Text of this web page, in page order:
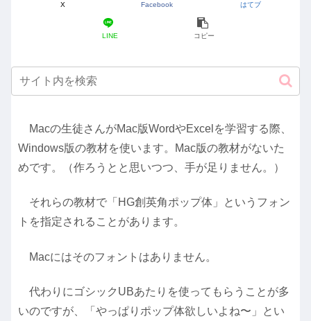
X Facebook はてブ
LINE コピー
Macの生徒さんがMac版WordやExcelを学習する際、
Windows版の教材を使います。Mac版の教材がないた
めです。（作ろうとと思いつつ、手が足りません。）
それらの教材で「HG創英角ポップ体」というフォン
トを指定されることがあります。
Macにはそのフォントはありません。
代わりにゴシックUBあたりを使ってもらうことが多
いのですが、「やっぱりポップ体欲しいよね〜」とい